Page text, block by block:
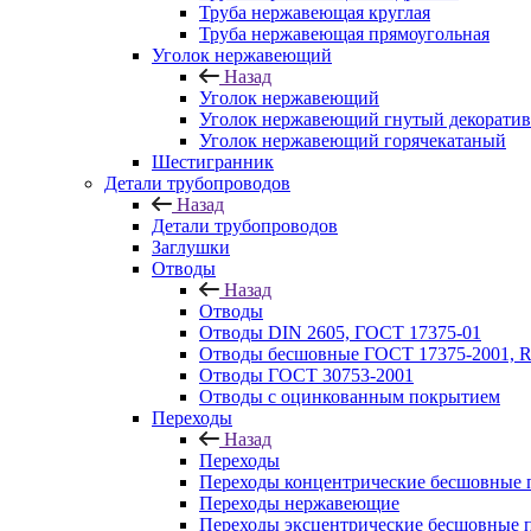
Труба нержавеющая круглая
Труба нержавеющая прямоугольная
Уголок нержавеющий
Назад
Уголок нержавеющий
Уголок нержавеющий гнутый
Уголок нержавеющий горячекатаный
Шестигранник
Детали трубопроводов
Назад
Детали трубопроводов
Заглушки
Отводы
Назад
Отводы
Отводы DIN 2605, ГОСТ 17375-01
Отводы бесшовные ГОСТ 17375-2001,
Отводы ГОСТ 30753-2001
Отводы с оцинкованным покрытием
Переходы
Назад
Переходы
Переходы концентрические бесшовные
Переходы нержавеющие
Переходы эксцентрические бесшовные